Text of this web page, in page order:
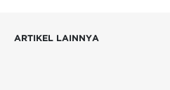
ARTIKEL LAINNYA